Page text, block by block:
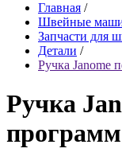
Главная /
Швейные
Запчасти для
Детали /
Ручка Janome
Ручка
программ